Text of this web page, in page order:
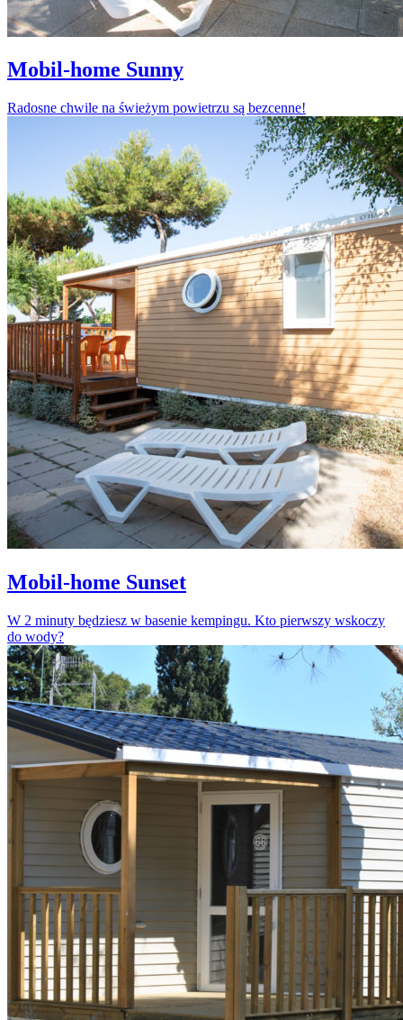
Mobil-home Sunny
Radosne chwile na świeżym powietrzu są bezcenne!
Mobil-home Sunset
W 2 minuty będziesz w basenie kempingu. Kto pierwszy wskoczy
do wody?